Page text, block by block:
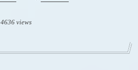
4636 views